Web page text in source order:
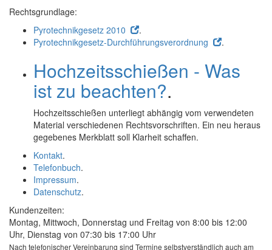
Rechtsgrundlage:
Pyrotechnikgesetz 2010
.
Pyrotechnikgesetz-Durchführungsverordnung
.
Hochzeitsschießen - Was
ist zu beachten?.
Hochzeitsschießen unterliegt abhängig vom verwendeten
Material verschiedenen Rechtsvorschriften. Ein neu heraus
gegebenes Merkblatt soll Klarheit schaffen.
Kontakt.
Telefonbuch.
Impressum.
Datenschutz.
Kundenzeiten:
Montag, Mittwoch, Donnerstag und Freitag von 8:00 bis 12:00
Uhr, Dienstag von 07:30 bis 17:00 Uhr
Nach telefonischer Vereinbarung sind Termine selbstverständlich auch am